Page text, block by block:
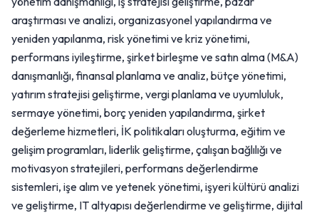
araştırması ve analizi, organizasyonel yapılandırma ve
yeniden yapılanma, risk yönetimi ve kriz yönetimi,
performans iyileştirme, şirket birleşme ve satın alma (M&A)
danışmanlığı, finansal planlama ve analiz, bütçe yönetimi,
yatırım stratejisi geliştirme, vergi planlama ve uyumluluk,
sermaye yönetimi, borç yeniden yapılandırma, şirket
değerleme hizmetleri, İK politikaları oluşturma, eğitim ve
gelişim programları, liderlik geliştirme, çalışan bağlılığı ve
motivasyon stratejileri, performans değerlendirme
sistemleri, işe alım ve yetenek yönetimi, işyeri kültürü analizi
ve geliştirme, IT altyapısı değerlendirme ve geliştirme, dijital